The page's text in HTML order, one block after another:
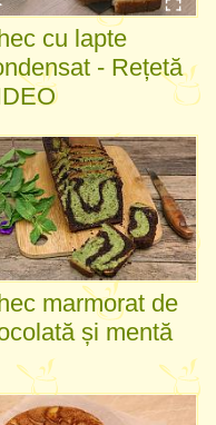
cu lapte
- Rețetă
marmorat de
și mentă